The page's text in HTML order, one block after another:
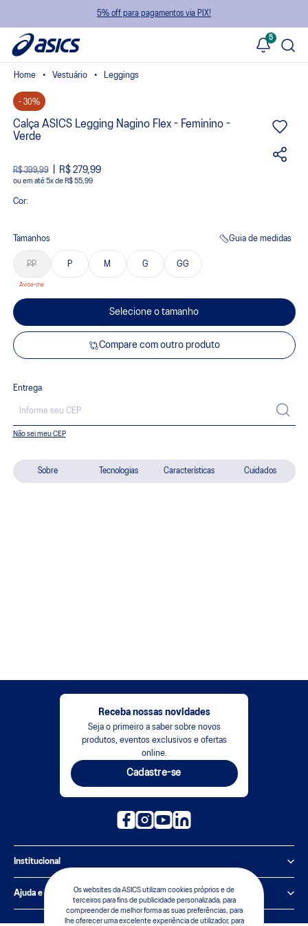
5% off para pagamentos via PIX!
5
Os websites da ASICS utilizam cookies próprios e de
terceiros para fins de publicidade personalizada, para
compreender de melhor forma as suas preferências, para
lhe oferecer uma excelente experiência de utilizador, para
Sobre Tecnologias Características Cuidados
Vestuário Leggings
- 30%
Calça ASICS Legging Nagino Flex - Feminino -
Verde
R$ 399,99 R$ 279,99
ou 5xde R$ 55,99
Cor:
Tamanhos Guia de medidas
PP P M G GG
Selecione o tamanho
Compare com outro produto
Entrega
Não sei meu CEP
Receba nossas novidades
Seja o primeiro a saber sobre novos
produtos, eventos exclusivos e ofertas
online.
Cadastre-se
Institucional
Política de Privacidade
Sobre a ASICS
Ajuda e suporte
Central de Relacionamento